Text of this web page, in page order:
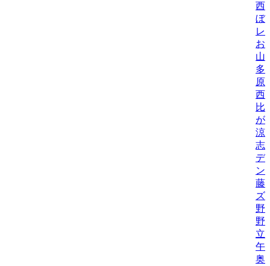
西
ぼ/
レ
お
山
多
原
西
比
が
涼/
志
デ
ン
藤
ズ
野
野
立
午
奥